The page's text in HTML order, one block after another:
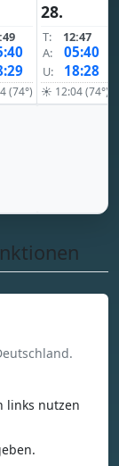
(74°)
28.
T:
12:47
A:
05:40
U: 18:28
☀ 12:04 (74°)
links nutzen